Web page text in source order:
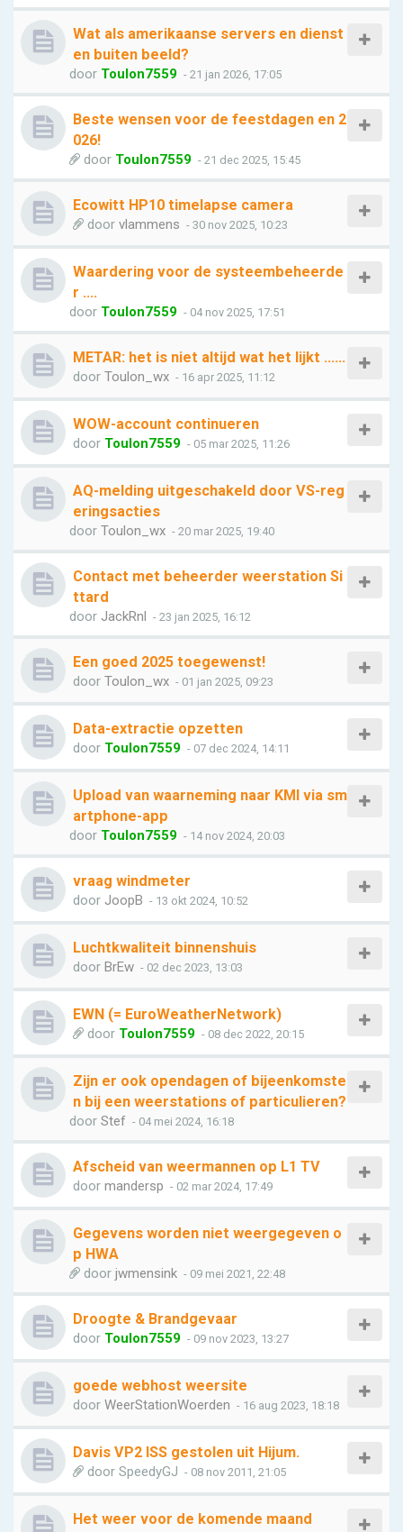
Wat als amerikaanse servers en dienst
en buiten beeld?
door Toulon7559 - 21 jan 2026, 17:05
Beste wensen voor de feestdagen en 2
026!
door Toulon7559 - 21 dec 2025, 15:45
Ecowitt HP10 timelapse camera
door vlammens - 30 nov 2025, 10:23
Waardering voor de systeembeheerde
r ....
door Toulon7559 - 04 nov 2025, 17:51
METAR: het is niet altijd wat het lijkt ......
door Toulon_wx - 16 apr 2025, 11:12
WOW-account continueren
door Toulon7559 - 05 mar 2025, 11:26
AQ-melding uitgeschakeld door VS-reg
eringsacties
door Toulon_wx - 20 mar 2025, 19:40
Contact met beheerder weerstation Si
ttard
door JackRnl - 23 jan 2025, 16:12
Een goed 2025 toegewenst!
door Toulon_wx - 01 jan 2025, 09:23
Data-extractie opzetten
door Toulon7559 - 07 dec 2024, 14:11
Upload van waarneming naar KMI via sm
artphone-app
door Toulon7559 - 14 nov 2024, 20:03
vraag windmeter
door JoopB - 13 okt 2024, 10:52
Luchtkwaliteit binnenshuis
door BrEw - 02 dec 2023, 13:03
EWN (= EuroWeatherNetwork)
door Toulon7559 - 08 dec 2022, 20:15
Zijn er ook opendagen of bijeenkomste
n bij een weerstations of particulieren?
door Stef - 04 mei 2024, 16:18
Afscheid van weermannen op L1 TV
door mandersp - 02 mar 2024, 17:49
Gegevens worden niet weergegeven o
p HWA
door jwmensink - 09 mei 2021, 22:48
Droogte & Brandgevaar
door Toulon7559 - 09 nov 2023, 13:27
goede webhost weersite
door WeerStationWoerden - 16 aug 2023, 18:18
Davis VP2 ISS gestolen uit Hijum.
door SpeedyGJ - 08 nov 2011, 21:05
Het weer voor de komende maand